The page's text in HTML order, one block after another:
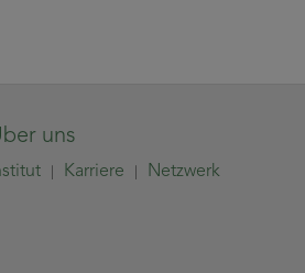
uns
Karriere Netzwerk